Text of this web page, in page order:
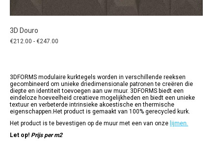
3D Douro
€212.00 - €247.00
3DFORMS modulaire kurktegels worden in verschillende reeksen
gecombineerd om unieke driedimensionale patronen te creëren die
diepte en identiteit toevoegen aan uw muur. 3DFORMS biedt een
eindeloze hoeveelheid creatieve mogelijkheden en biedt een unieke
textuur en verbeterde intrinsieke akoestische en thermische
eigenschappen.Het product is gemaakt van 100% gerecycled kurk.
Het product is te bevestigen op de muur met een van onze lijmen.
Let op! Prijs per m2